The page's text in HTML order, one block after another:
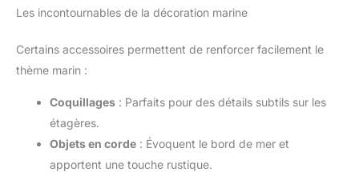
Les incontournables de la décoration marine
Certains accessoires permettent de renforcer facilement le
thème marin :
Coquillages : Parfaits pour des détails subtils sur les
étagères.
Objets en corde : Évoquent le bord de mer et
apportent une touche rustique.